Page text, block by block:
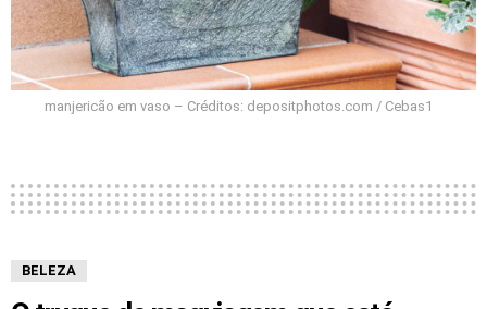
manjericão em vaso – Créditos: depositphotos.com / Cebas1
BELEZA